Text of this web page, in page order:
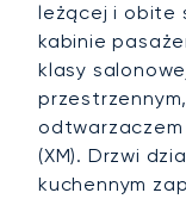
leżącej i obite
kabinie
klasy
(XM). Drzwi
kuchennym